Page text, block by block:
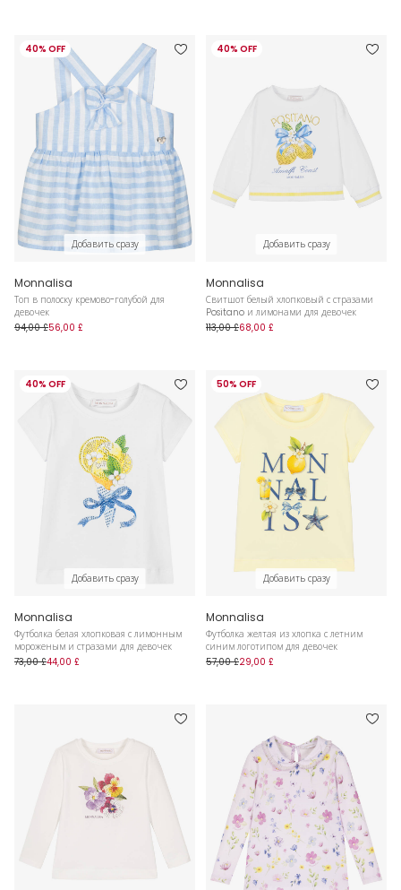
40% OFF
Добавить сразу
Monnalisa
Топ в полоску кремово-голубой для
девочек
94,00 £56,00 £
40% OFF
Добавить сразу
Monnalisa
Свитшот белый хлопковый с стразами
Positano и лимонами для девочек
113,00 £68,00 £
40% OFF
Добавить сразу
Monnalisa
Футболка белая хлопковая с лимонным
мороженым и стразами для девочек
73,00 £44,00 £
50% OFF
Добавить сразу
Monnalisa
Футболка желтая из хлопка с летним
синим логотипом для девочек
57,00 £29,00 £